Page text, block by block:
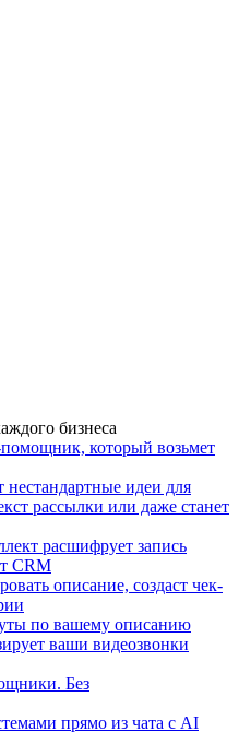
бизнеса
который возьмет
нестандартные идеи для
рассылки или даже станет
расшифрует запись
CRM
описание, создаст чек-
по вашему описанию
ваши видеозвонки
Без
прямо из чата с AI